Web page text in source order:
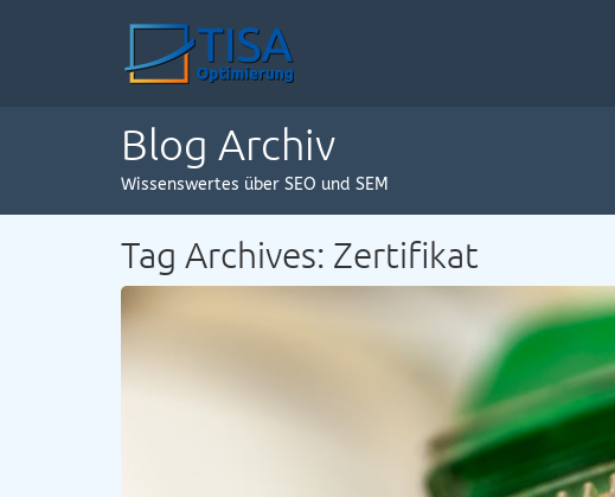
Blog Archiv
Wissenswertes über SEO und SEM
Tag Archives: Zertifikat